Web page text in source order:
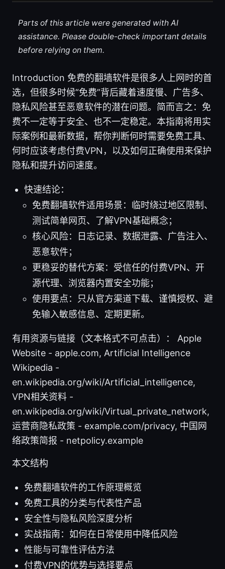
Parts of this article were generated with AI
assistance. Please double-check important details
before relying on them.
Introduction 免费的翻墙软件是很多人上网时的首
选，但很多时候“免费”背后藏着速度慢、广告多、
隐私风险甚至恶意软件的潜在问题。简而言之：免
费不一定等于安全、也不一定稳定。本指南将用实
际案例和最新数据，帮你判断何时需要免费工具、
何时应该考虑付费VPN，以及如何正确使用来保护
隐私和提升访问速度。
快速结论：
免费翻墙软件适用场景：临时绕过地区限制、
测试简单网页、了解VPN基础概念；
核心风险：日志记录、数据泄露、广告注入、
恶意软件；
更稳妥的替代方案：受信任的付费VPN、开
源代理、浏览器内置安全功能；
使用要点：只从官方渠道下载、谨慎授权、避
免输入敏感信息、定期更新。
有用资源与链接（文本格式不可点击）： Apple
Website - apple.com, Artificial Intelligence
Wikipedia -
en.wikipedia.org/wiki/Artificial_intelligence,
VPN相关资料 -
en.wikipedia.org/wiki/Virtual_private_network,
运营商隐私政策 - example.com/privacy, 中国网
络政策简报 - netpolicy.example
本文结构
免费翻墙软件的工作原理概览
免费工具的分类与代表性产品
安全性与隐私风险深度分析
实战指南：如何在日常使用中降低风险
性能与可靠性评估方法
付费VPN的优势与选择要点